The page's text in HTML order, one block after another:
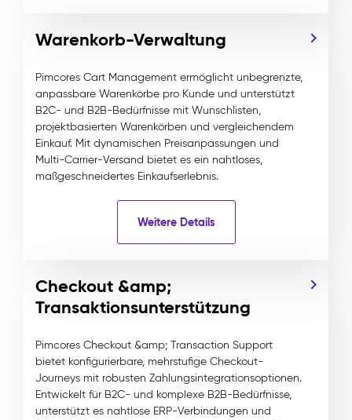
Warenkorb-Verwaltung
Pimcores Cart Management ermöglicht unbegrenzte,
anpassbare Warenkörbe pro Kunde und unterstützt
B2C- und B2B-Bedürfnisse mit Wunschlisten,
projektbasierten Warenkörben und vergleichendem
Einkauf. Mit dynamischen Preisanpassungen und
Multi-Carrier-Versand bietet es ein nahtloses,
maßgeschneidertes Einkaufserlebnis.
Weitere Details
Checkout &amp;
Transaktionsunterstützung
Pimcores Checkout &amp; Transaction Support
bietet konfigurierbare, mehrstufige Checkout-
Journeys mit robusten Zahlungsintegrationsoptionen.
Entwickelt für B2C- und komplexe B2B-Bedürfnisse,
unterstützt es nahtlose ERP-Verbindungen und